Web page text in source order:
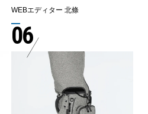
WEBエディター 北條
06